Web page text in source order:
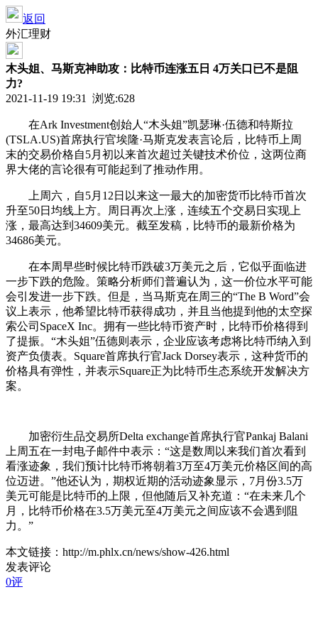
返回
外汇理财
木头姐、马斯克神助攻：比特币连涨五日 4万关口已不是阻
力?
2021-11-19 19:31 浏览:628
在Ark Investment创始人“木头姐”凯瑟琳·伍德和特斯拉
(TSLA.US)首席执行官埃隆·马斯克发表言论后，比特币上周
末的交易价格自5月初以来首次超过关键技术价位，这两位商
界大佬的言论很有可能起到了推动作用。
上周六，自5月12日以来这一最大的加密货币比特币首次
升至50日均线上方。周日再次上涨，连续五个交易日实现上
涨，最高达到34609美元。截至发稿，比特币的最新价格为
34686美元。
在本周早些时候比特币跌破3万美元之后，它似乎面临进
一步下跌的危险。策略分析师们普遍认为，这一价位水平可能
会引发进一步下跌。但是，当马斯克在周三的“The B Word”会
议上表示，他希望比特币获得成功，并且当他提到他的太空探
索公司SpaceX Inc。拥有一些比特币资产时，比特币价格得到
了提振。“木头姐”伍德则表示，企业应该考虑将比特币纳入到
资产负债表。Square首席执行官Jack Dorsey表示，这种货币的
价格具有弹性，并表示Square正为比特币生态系统开发解决方
案。
加密衍生品交易所Delta exchange首席执行官Pankaj Balani
上周五在一封电子邮件中表示：“这是数周以来我们首次看到
看涨迹象，我们预计比特币将朝着3万至4万美元价格区间的高
位迈进。”他还认为，期权近期的活动迹象显示，7月份3.5万
美元可能是比特币的上限，但他随后又补充道：“在未来几个
月，比特币价格在3.5万美元至4万美元之间应该不会遇到阻
力。”
本文链接：http://m.phlx.cn/news/show-426.html
发表评论
0评